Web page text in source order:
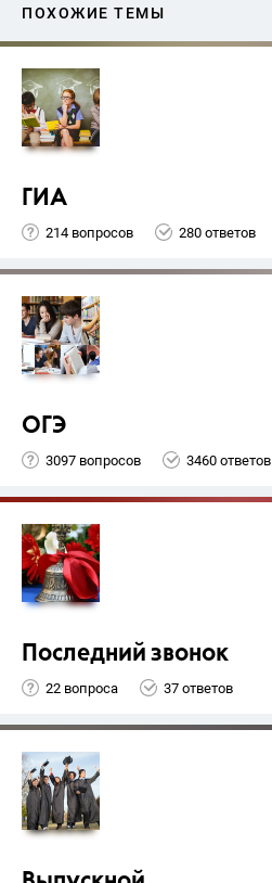
ПОХОЖИЕ ТЕМЫ
ГИА
214 вопросов 280 ответов
ОГЭ
3097 вопросов 3460 ответов
Последний звонок
22 вопроса 37 ответов